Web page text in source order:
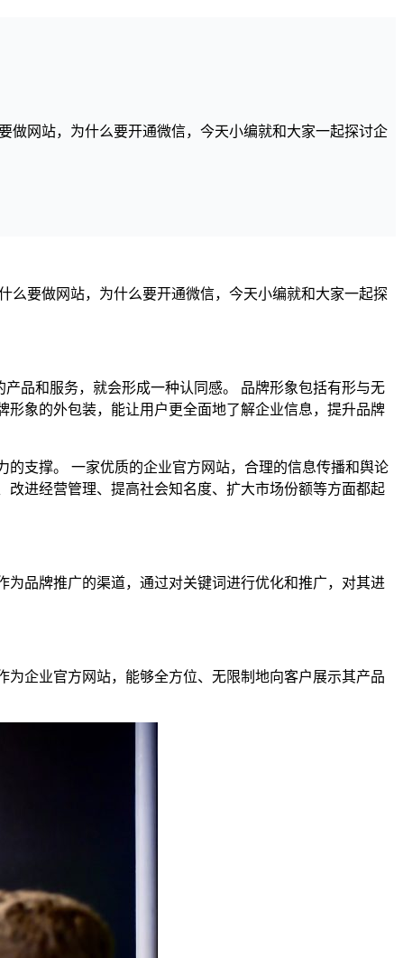
做网站，为什么要开通微信，今天小编就和大家一起探讨企
要做网站，为什么要开通微信，今天小编就和大家一起探
和服务，就会形成一种认同感。 品牌形象包括有形与无
象的外包装，能让用户更全面地了解企业信息，提升品牌
支撑。 一家优质的企业官方网站，合理的信息传播和舆论
进经营管理、提高社会知名度、扩大市场份额等方面都起
品牌推广的渠道，通过对关键词进行优化和推广，对其进
企业官方网站，能够全方位、无限制地向客户展示其产品